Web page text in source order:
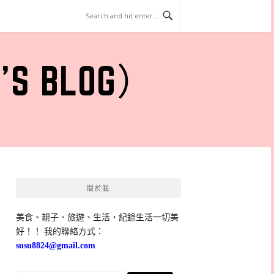
）
關於我
美食、親子、旅遊、生活，紀錄生活一切美
好！！ 我的聯絡方式：
susu8824@gmail.com